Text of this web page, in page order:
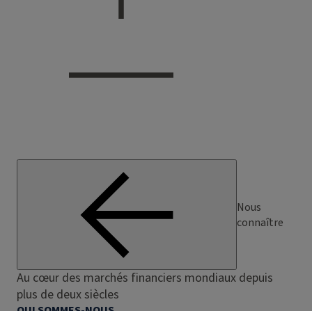
Nous
connaître
Au cœur des marchés financiers mondiaux depuis
plus de deux siècles